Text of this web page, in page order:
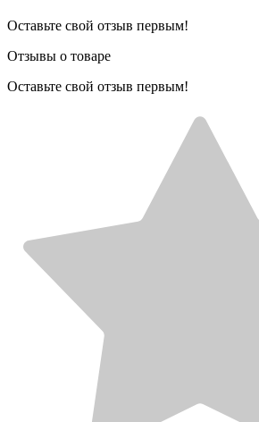
Оставьте свой отзыв первым!
Отзывы о товаре
Оставьте свой отзыв первым!